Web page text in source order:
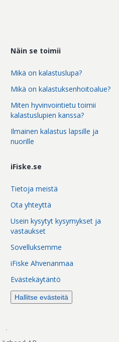
Näin se toimii
Mikä on kalastuslupa?
Mikä on kalastuksenhoitoalue?
Miten hyvinvointietu toimii
kalastuslupien kanssa?
Ilmainen kalastus lapsille ja
nuorille
iFiske.se
Tietoja meistä
Ota yhteyttä
Usein kysytyt kysymykset ja
vastaukset
Sovelluksemme
iFiske Ahvenanmaa
Evästekäytäntö
Hallitse evästeitä